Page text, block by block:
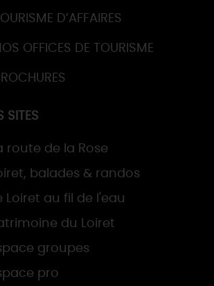
TOURISME D’AFFAIRES
OFFICES DE TOURISME
SITES
route de la Rose
balades & randos
Loiret au fil de l'eau
du Loiret
groupes
pro